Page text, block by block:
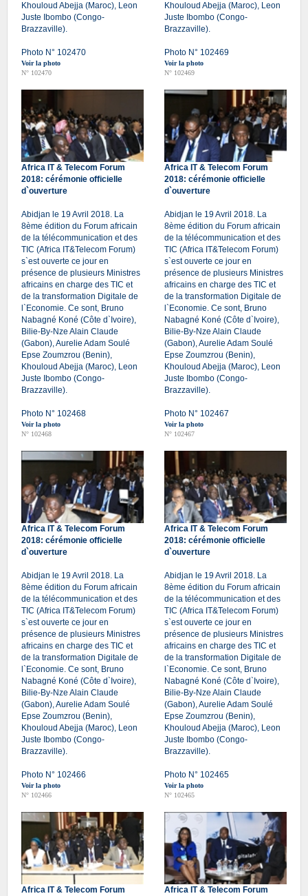
Khouloud Abejja (Maroc), Leon
Juste Ibombo (Congo-
Brazzaville).
Photo N° 102470
Voir la photo
N° 102470
Khouloud Abejja (Maroc), Leon
Juste Ibombo (Congo-
Brazzaville).
Photo N° 102469
Voir la photo
N° 102469
Africa IT & Telecom Forum
2018: cérémonie officielle
d`ouverture
Abidjan le 19 Avril 2018. La
8ème édition du Forum africain
de la télécommunication et des
TIC (Africa IT&Telecom Forum)
s`est ouverte ce jour en
présence de plusieurs Ministres
africains en charge des TIC et
de la transformation Digitale de
l`Economie. Ce sont, Bruno
Nabagné Koné (Côte d`Ivoire),
Bilie-By-Nze Alain Claude
(Gabon), Aurelie Adam Soulé
Epse Zoumzrou (Benin),
Khouloud Abejja (Maroc), Leon
Juste Ibombo (Congo-
Brazzaville).
Photo N° 102468
Voir la photo
N° 102468
Africa IT & Telecom Forum
2018: cérémonie officielle
d`ouverture
Abidjan le 19 Avril 2018. La
8ème édition du Forum africain
de la télécommunication et des
TIC (Africa IT&Telecom Forum)
s`est ouverte ce jour en
présence de plusieurs Ministres
africains en charge des TIC et
de la transformation Digitale de
l`Economie. Ce sont, Bruno
Nabagné Koné (Côte d`Ivoire),
Bilie-By-Nze Alain Claude
(Gabon), Aurelie Adam Soulé
Epse Zoumzrou (Benin),
Khouloud Abejja (Maroc), Leon
Juste Ibombo (Congo-
Brazzaville).
Photo N° 102467
Voir la photo
N° 102467
Africa IT & Telecom Forum
2018: cérémonie officielle
d`ouverture
Abidjan le 19 Avril 2018. La
8ème édition du Forum africain
de la télécommunication et des
TIC (Africa IT&Telecom Forum)
s`est ouverte ce jour en
présence de plusieurs Ministres
africains en charge des TIC et
de la transformation Digitale de
l`Economie. Ce sont, Bruno
Nabagné Koné (Côte d`Ivoire),
Bilie-By-Nze Alain Claude
(Gabon), Aurelie Adam Soulé
Epse Zoumzrou (Benin),
Khouloud Abejja (Maroc), Leon
Juste Ibombo (Congo-
Brazzaville).
Photo N° 102466
Voir la photo
N° 102466
Africa IT & Telecom Forum
2018: cérémonie officielle
d`ouverture
Abidjan le 19 Avril 2018. La
8ème édition du Forum africain
de la télécommunication et des
TIC (Africa IT&Telecom Forum)
s`est ouverte ce jour en
présence de plusieurs Ministres
africains en charge des TIC et
de la transformation Digitale de
l`Economie. Ce sont, Bruno
Nabagné Koné (Côte d`Ivoire),
Bilie-By-Nze Alain Claude
(Gabon), Aurelie Adam Soulé
Epse Zoumzrou (Benin),
Khouloud Abejja (Maroc), Leon
Juste Ibombo (Congo-
Brazzaville).
Photo N° 102465
Voir la photo
N° 102465
Africa IT & Telecom Forum
Africa IT & Telecom Forum